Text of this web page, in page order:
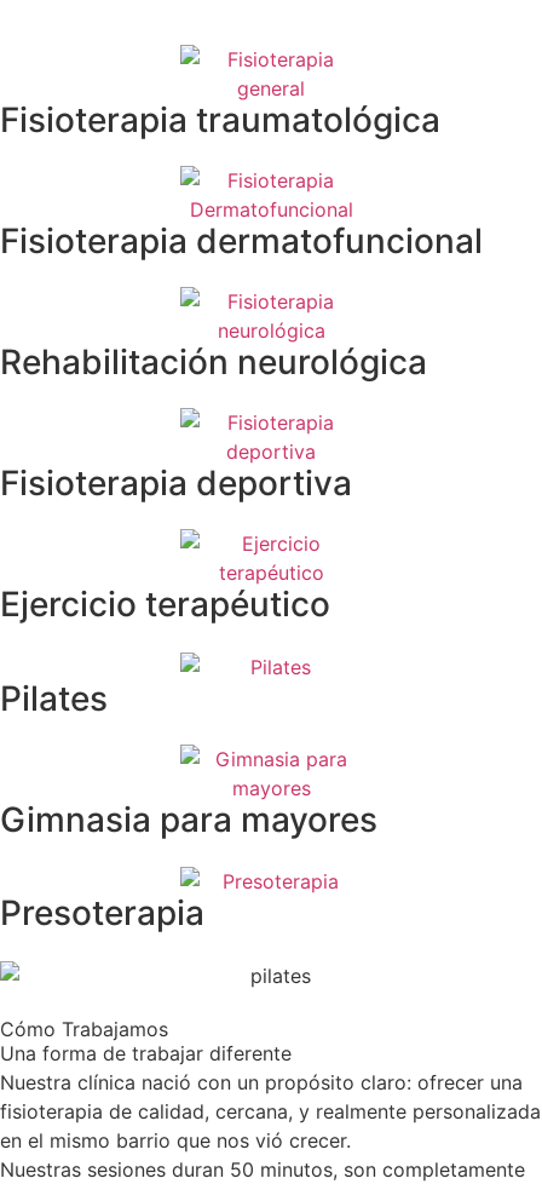
Fisioterapia traumatológica
Fisioterapia dermatofuncional
Rehabilitación neurológica
Fisioterapia deportiva
Ejercicio terapéutico
Pilates
Gimnasia para mayores
Presoterapia
Cómo Trabajamos
Una forma de trabajar diferente
Nuestra clínica nació con un propósito claro: ofrecer una
fisioterapia de calidad, cercana, y realmente personalizada
en el mismo barrio que nos vió crecer.
Nuestras sesiones duran 50 minutos, son completamente